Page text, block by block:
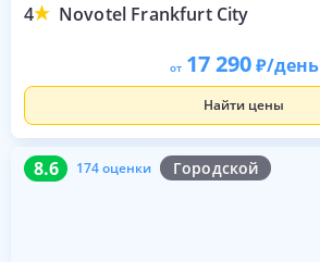
4 Novotel Frankfurt City
от 17 290 /день
Найти цены
8.6 174 оценки Городской
8.6 174 оценки